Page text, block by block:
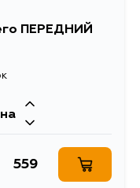
ПЕРЕДНИЙ
559